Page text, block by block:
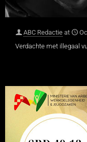
ABC Redactie at
Verdachte met illegaal